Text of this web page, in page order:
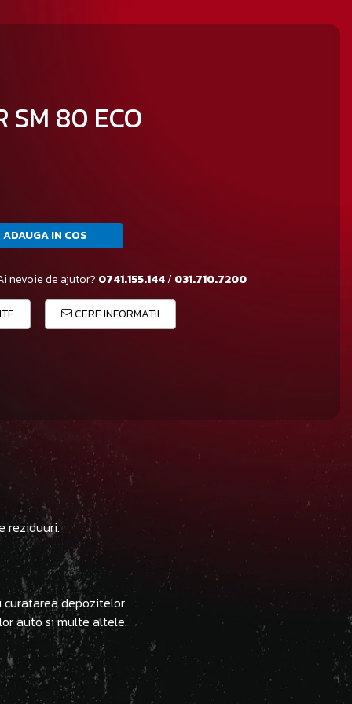
SM 80 ECO
ADAUGA IN COS
nevoie de ajutor? 0741.155.144/ 031.710.7200
CERE INFORMATII
reziduuri.
depozitelor.
auto si multe altele.